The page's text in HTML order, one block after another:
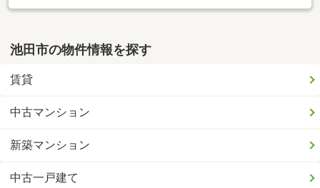
池田市の物件情報を探す
賃貸
中古マンション
新築マンション
中古一戸建て